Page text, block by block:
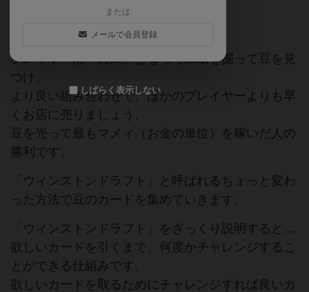
プレイヤーは「農家」となって豆畑を掘って豆を見
つけ、
より良い組み合わせで、ほかのプレイヤーよりも早
くお店に売りましょう。
豆を売って最もマメィ（お金の単位）を稼いだ人の
勝利です。
「ウィンストンドラフト」と呼ばれるちょっと変わ
った方法で豆のカードを集めていきます。
「ウィンストンドラフト」をざっくり説明すると…
欲しいカードを引くまで、何度かチャレンジするこ
とができる仕組みです。
欲しいカードを取るためにチャレンジすれば良いカ
または
メールで会員登録
しばらく表示しない